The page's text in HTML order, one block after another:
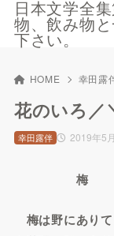
日本文学全
物、飲み物
下さい。
HOME 幸田露
花のいろ
2019年5
幸田露伴
梅
梅は野にあり